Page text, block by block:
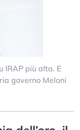
IRAP più alta. E
governo Meloni